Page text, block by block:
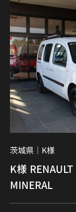
茨城県｜ K様
K様
MINERAL